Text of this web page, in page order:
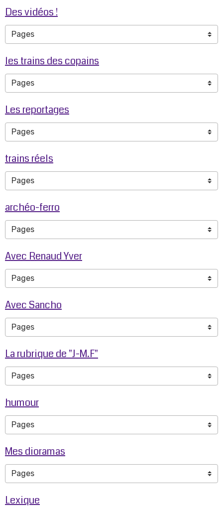
Des vidéos !
les trains des copains
Les reportages
trains réels
archéo-ferro
Avec Renaud Yver
Avec Sancho
La rubrique de "J-M.F"
humour
Mes dioramas
Lexique